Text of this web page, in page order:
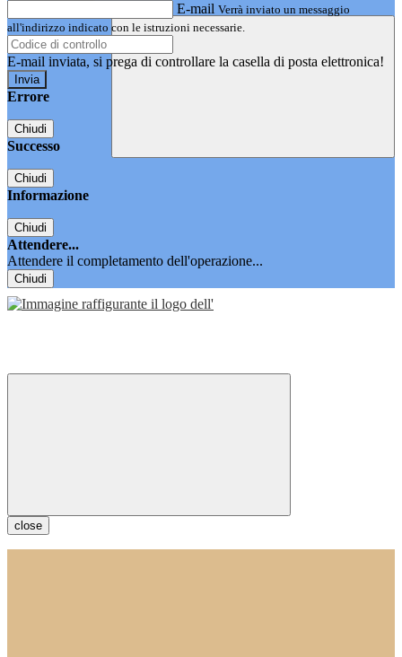
E-mail Verrà inviato un messaggio
all'indirizzo indicato con le istruzioni necessarie.
E-mail inviata, si prega di controllare la casella di posta elettronica!
Errore
Chiudi
Successo
Chiudi
Informazione
Chiudi
Attendere...
Attendere il completamento dell'operazione...
Chiudi
close